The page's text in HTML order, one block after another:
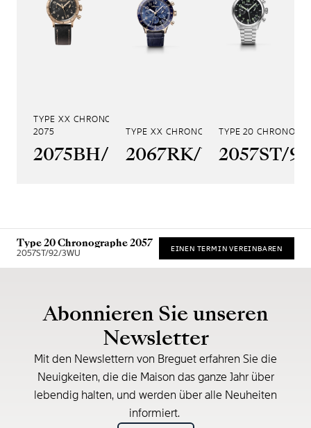
TYPE XX CHRONOGRAPHE
2075
2075BH/99/398
TYPE XX CHRONOGRAPHE 2067
2067RK/Y9/9WU
TYPE 20
2057ST/
Type 20 Chronographe 2057
2057ST/92/3WU EINEN TERMIN VEREINBAREN
Abonnieren Sie unseren
Newsletter
Mit den Newslettern von Breguet erfahren Sie die
Neuigkeiten, die die Maison das ganze Jahr über
lebendig halten, und werden über alle Neuheiten
informiert.